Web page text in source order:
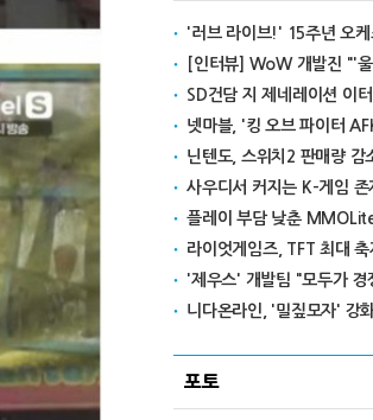
라이엇게임즈, TFT 최대
포토